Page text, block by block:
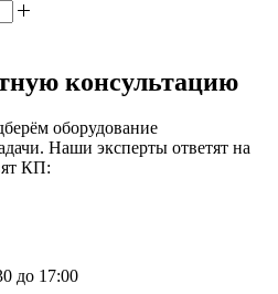
консультацию
оборудование
Наши эксперты ответят на
КП:
до 17:00